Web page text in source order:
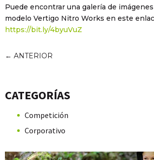
Puede encontrar una galería de
modelo Vertigo Nitro Works en este
https://bit.ly/4byuVuZ
← ANTERIOR
CATEGORÍAS
Competición
Corporativo